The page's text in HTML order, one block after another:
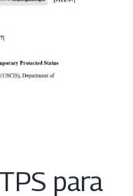
para